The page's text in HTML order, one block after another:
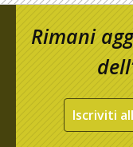
Rimani
Iscriviti